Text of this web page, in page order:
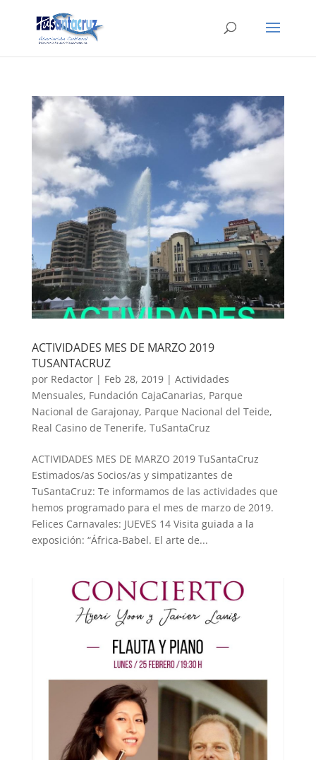
ACTIVIDADES MES DE MARZO 2019
TUSANTACRUZ
por Redactor| Feb 28, 2019| Actividades
Mensuales, Fundación CajaCanarias, Parque
Nacional de Garajonay, Parque Nacional del Teide,
Real Casino de Tenerife, TuSantaCruz
ACTIVIDADES MES DE MARZO 2019 TuSantaCruz
Estimados/as Socios/as y simpatizantes de
TuSantaCruz: Te informamos de las actividades que
hemos programado para el mes de marzo de 2019.
Felices Carnavales: JUEVES 14 Visita guiada a la
exposición: “África-Babel. El arte de...